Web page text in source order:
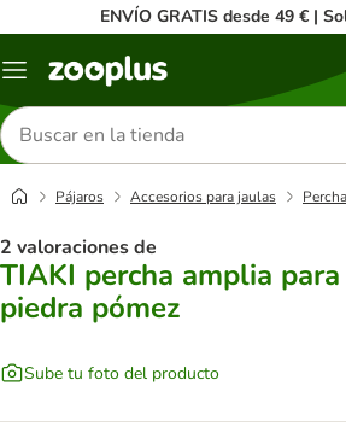
ENVÍO GRATIS desde 49 € |
Menú
Buscar
productos
Pájaros Accesorios para jaulas
2 valoraciones de
TIAKI percha amplia
piedra pómez
Sube tu foto del producto